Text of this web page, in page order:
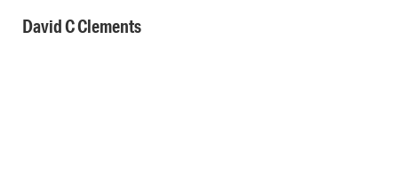
David C Clements